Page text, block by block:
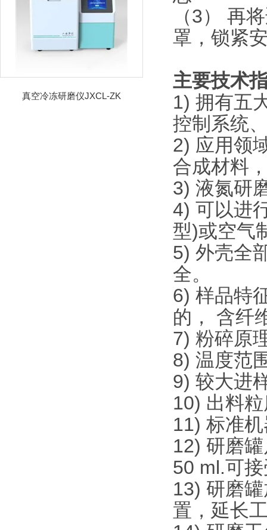
真空冷冻研磨仪JXCL-ZK
（3） 再
罩，锁紧
主要技术
1) 拥有五
控制系统
2) 应用领
合成材料
3) 液氮研
4) 可以进
型)或空气
5) 外壳全
全。
6) 样品特
的， 含纤
7) 粉碎原
8) 温度范
9) 较大进
10) 出料
11) 标准
12) 研磨
50 ml.可
13) 研磨
置，延长